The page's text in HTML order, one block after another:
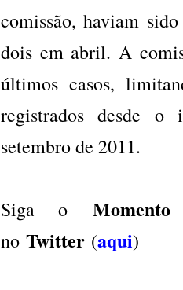
comissão, haviam
dois em abril. A
últimos casos,
registrados desde o
setembro de 2011.
Siga o
no Twitter (aqui)